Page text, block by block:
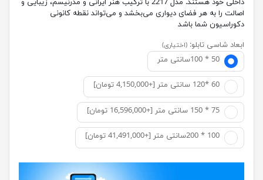
داخلی خود هستند. مدل 2217 با ترکیب هنر ایرانی و مدرنیسم، زیبایی و
اصالت را به هر فضای دیواری می‌بخشد و می‌تواند نقطه کانونی
دکوراسیون شما باشد
ابعاد شاسی تابلو: (اختیاری)
50 * 100سانتی متر
60 *120 سانتی متر [+4,150,000 تومان]
75 * 150 سانتی متر [+16,596,000 تومان]
100 * 200سانتی متر [+41,491,000 تومان]